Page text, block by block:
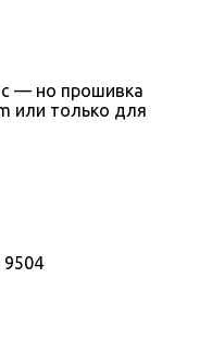
— но прошивка
или только для